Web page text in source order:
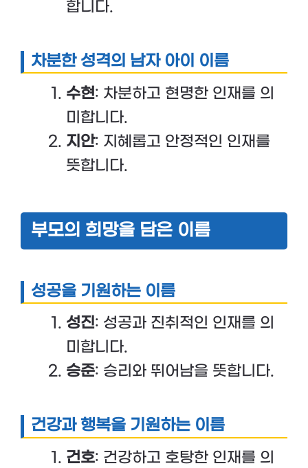
합니다.
차분한 성격의 남자 아이 이름
수현: 차분하고 현명한 인재를 의
미합니다.
지안: 지혜롭고 안정적인 인재를
뜻합니다.
부모의 희망을 담은 이름
성공을 기원하는 이름
성진: 성공과 진취적인 인재를 의
미합니다.
승준: 승리와 뛰어남을 뜻합니다.
건강과 행복을 기원하는 이름
건호: 건강하고 호탕한 인재를 의